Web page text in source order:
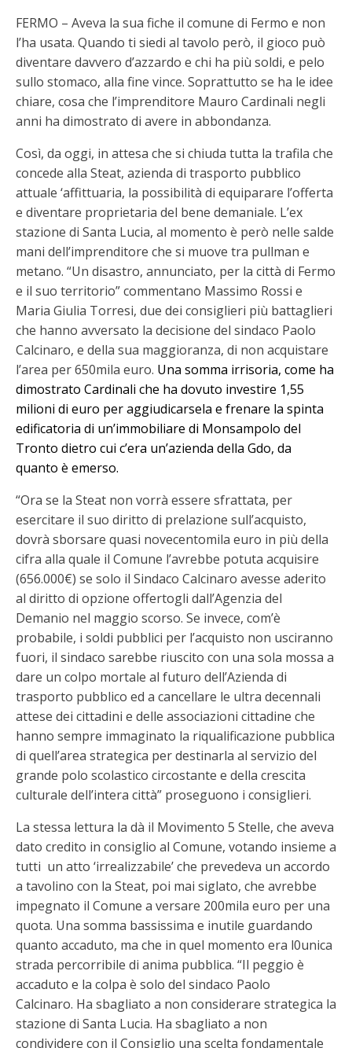
FERMO – Aveva la sua fiche il comune di Fermo e non
l’ha usata. Quando ti siedi al tavolo però, il gioco può
diventare davvero d’azzardo e chi ha più soldi, e pelo
sullo stomaco, alla fine vince. Soprattutto se ha le idee
chiare, cosa che l’imprenditore Mauro Cardinali negli
anni ha dimostrato di avere in abbondanza.
Così, da oggi, in attesa che si chiuda tutta la trafila che
concede alla Steat, azienda di trasporto pubblico
attuale ‘affittuaria, la possibilità di equiparare l’offerta
e diventare proprietaria del bene demaniale. L’ex
stazione di Santa Lucia, al momento è però nelle salde
mani dell’imprenditore che si muove tra pullman e
metano. “Un disastro, annunciato, per la città di Fermo
e il suo territorio” commentano Massimo Rossi e
Maria Giulia Torresi, due dei consiglieri più battaglieri
che hanno avversato la decisione del sindaco Paolo
Calcinaro, e della sua maggioranza, di non acquistare
l’area per 650mila euro. Una somma irrisoria, come ha
dimostrato Cardinali che ha dovuto investire 1,55
milioni di euro per aggiudicarsela e frenare la spinta
edificatoria di un’immobiliare di Monsampolo del
Tronto dietro cui c’era un’azienda della Gdo, da
quanto è emerso.
“Ora se la Steat non vorrà essere sfrattata, per
esercitare il suo diritto di prelazione sull’acquisto,
dovrà sborsare quasi novecentomila euro in più della
cifra alla quale il Comune l’avrebbe potuta acquisire
(656.000€) se solo il Sindaco Calcinaro avesse aderito
al diritto di opzione offertogli dall’Agenzia del
Demanio nel maggio scorso. Se invece, com’è
probabile, i soldi pubblici per l’acquisto non usciranno
fuori, il sindaco sarebbe riuscito con una sola mossa a
dare un colpo mortale al futuro dell’Azienda di
trasporto pubblico ed a cancellare le ultra decennali
attese dei cittadini e delle associazioni cittadine che
hanno sempre immaginato la riqualificazione pubblica
di quell’area strategica per destinarla al servizio del
grande polo scolastico circostante e della crescita
culturale dell’intera città” proseguono i consiglieri.
La stessa lettura la dà il Movimento 5 Stelle, che aveva
dato credito in consiglio al Comune, votando insieme a
tutti un atto ‘irrealizzabile’ che prevedeva un accordo
a tavolino con la Steat, poi mai siglato, che avrebbe
impegnato il Comune a versare 200mila euro per una
quota. Una somma bassissima e inutile guardando
quanto accaduto, ma che in quel momento era l0unica
strada percorribile di anima pubblica. “Il peggio è
accaduto e la colpa è solo del sindaco Paolo
Calcinaro. Ha sbagliato a non considerare strategica la
stazione di Santa Lucia. Ha sbagliato a non
condividere con il Consiglio una scelta fondamentale